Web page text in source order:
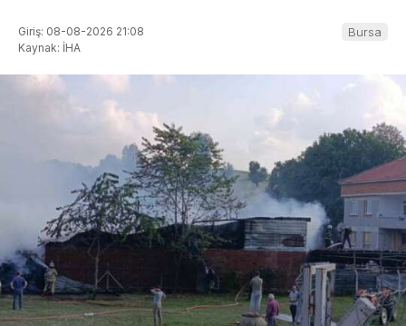
Giriş: 08-08-2026 21:08
Kaynak: İHA
Bursa